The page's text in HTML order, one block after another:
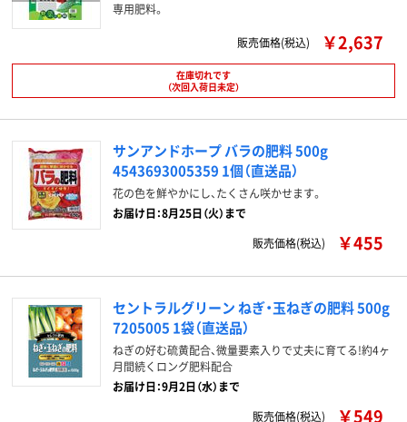
専用肥料。
販売価格(税込) ￥2,637
在庫切れです
（次回入荷日未定）
サンアンドホープ バラの肥料 500g
4543693005359 1個（直送品）
花の色を鮮やかにし、たくさん咲かせます。
お届け日：8月25日（火）まで
販売価格(税込)
￥455
セントラルグリーン ねぎ・玉ねぎの肥料 500g
7205005 1袋（直送品）
ねぎの好む硫黄配合、微量要素入りで丈夫に育てる!約4ヶ
月間続くロング肥料配合
お届け日：9月2日（水）まで
販売価格(税込)
￥549